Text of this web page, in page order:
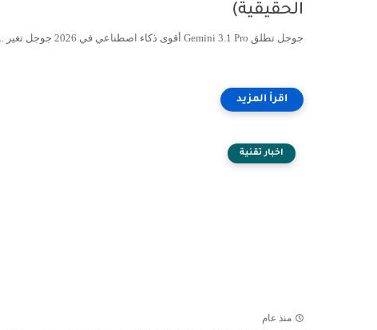
الحقيقية)
جوجل تطلق Gemini 3.1 Pro أقوى ذكاء اصطناعي في 2026 جوجل تغير ...
اخبار تقنية
منذ عام